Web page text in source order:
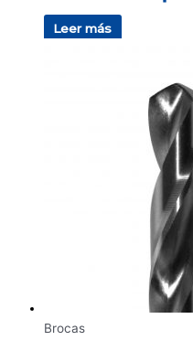
Leer más
Brocas